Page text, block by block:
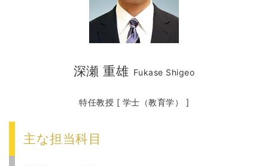
深瀬 重雄 Fukase Shigeo
特任教授 [ 学士（教育学） ]
主な担当科目